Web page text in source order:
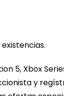
5, Xbox
y